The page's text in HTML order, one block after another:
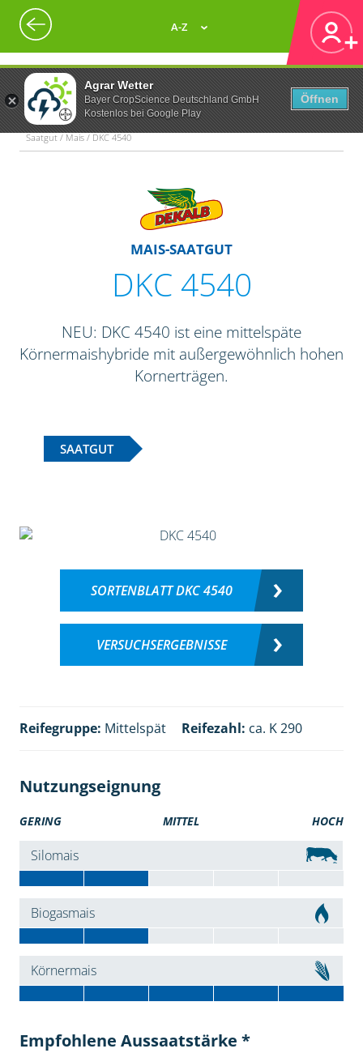
Agrar Wetter
Bayer CropScience Deutschland GmbH
Kostenlos bei Google Play
Öffnen
A-Z
Saatgut / Mais / DKC 4540
MAIS-SAATGUT
DKC 4540
NEU: DKC 4540 ist eine mittelspäte
Körnermaishybride mit außergewöhnlich hohen
Kornerträgen.
SAATGUT
SORTENBLATT DKC 4540
VERSUCHSERGEBNISSE
Reifegruppe: Mittelspät Reifezahl: ca. K 290
Nutzungseignung
GERING MITTEL HOCH
Silomais
Biogasmais
Körnermais
Empfohlene Aussaatstärke *